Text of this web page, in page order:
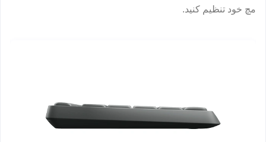
مچ خود تنظیم کنید.